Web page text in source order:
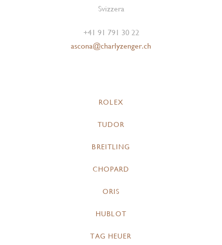
Svizzera
+41 91 791 30 22
ascona@charlyzenger.ch
ROLEX
TUDOR
BREITLING
CHOPARD
ORIS
HUBLOT
TAG HEUER